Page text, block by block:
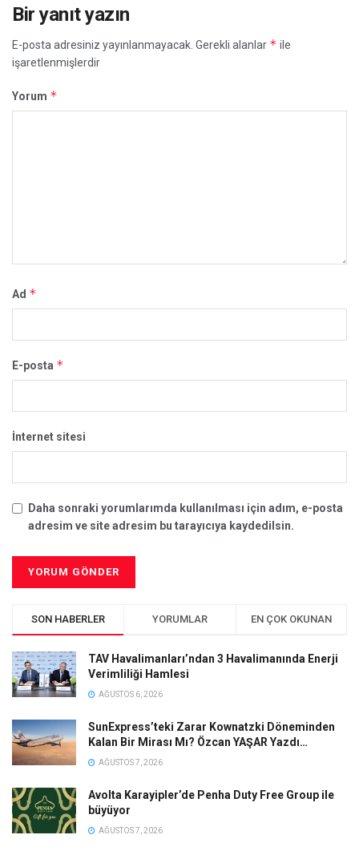
Bir yanıt yazın
E-posta adresiniz yayınlanmayacak. Gerekli alanlar * ile
işaretlenmişlerdir
Yorum *
Ad *
E-posta *
İnternet sitesi
Daha sonraki yorumlarımda kullanılması için adım, e-posta
adresim ve site adresim bu tarayıcıya kaydedilsin.
SON HABERLER YORUMLAR EN ÇOK OKUNAN
TAV Havalimanları’ndan 3 Havalimanında Enerji
Verimliliği Hamlesi
AĞUSTOS 6, 2026
SunExpress’teki Zarar Kownatzki Döneminden
Kalan Bir Mirası Mı? Özcan YAŞAR Yazdı…
AĞUSTOS 7, 2026
Avolta Karayipler’de Penha Duty Free Group ile
büyüyor
AĞUSTOS 7, 2026